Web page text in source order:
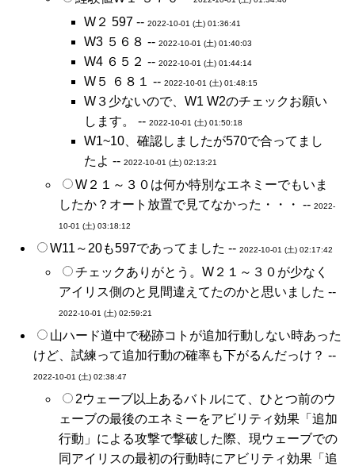
W２ 597 -- 2022-10-01 (土) 01:36:41
W3 ５６８ -- 2022-10-01 (土) 01:40:03
W4 ６５２ -- 2022-10-01 (土) 01:44:14
W５ ６８１ -- 2022-10-01 (土) 01:48:15
W３少ないので、W1 W2のチェックお願い
します。 -- 2022-10-01 (土) 01:50:18
W1~10、確認しましたが570で合ってまし
たよ -- 2022-10-01 (土) 02:13:21
W２１～３０は何か特別なエネミーでもいま
したか？オート放置で見てなかった・・・ -- 2022-
10-01 (土) 03:18:12
W11～20も597であってました -- 2022-10-01 (土) 02:17:42
チェックありがとう。W２１～３０が少なく
アイリス側のと見間違えてたのかと思いました --
2022-10-01 (土) 02:59:21
山ハード道中で秘跡コトが追加行動しない時あった
けど、試練って追加行動の確率も下がるんだっけ？ --
2022-10-01 (土) 02:38:47
2ウェーブ以上あるバトルにて、ひとつ前のウ
ェーブの最後のエネミーをアビリティ効果「追加
行動」による攻撃で撃破した際、現ウェーブでの
同アイリスの最初の行動時にアビリティ効果「追